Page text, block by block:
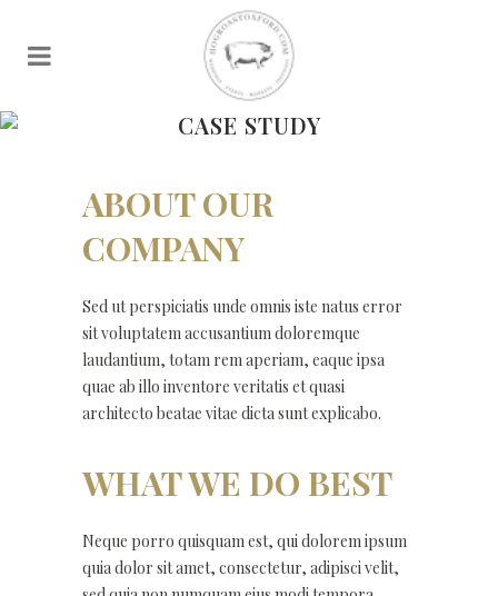
CASE STUDY
ABOUT OUR
COMPANY
Sed ut perspiciatis unde omnis iste natus error
sit voluptatem accusantium doloremque
laudantium, totam rem aperiam, eaque ipsa
quae ab illo inventore veritatis et quasi
architecto beatae vitae dicta sunt explicabo.
WHAT WE DO BEST
Neque porro quisquam est, qui dolorem ipsum
quia dolor sit amet, consectetur, adipisci velit,